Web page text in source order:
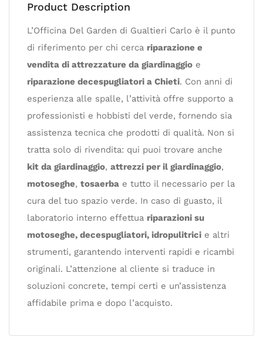
Product Description
L’Officina Del Garden di Gualtieri Carlo è il punto
di riferimento per chi cerca riparazione e
vendita di attrezzature da giardinaggio e
riparazione decespugliatori a Chieti. Con anni di
esperienza alle spalle, l’attività offre supporto a
professionisti e hobbisti del verde, fornendo sia
assistenza tecnica che prodotti di qualità. Non si
tratta solo di rivendita: qui puoi trovare anche
kit da giardinaggio, attrezzi per il giardinaggio,
motoseghe, tosaerba e tutto il necessario per la
cura del tuo spazio verde. In caso di guasto, il
laboratorio interno effettua riparazioni su
motoseghe, decespugliatori, idropulitrici e altri
strumenti, garantendo interventi rapidi e ricambi
originali. L’attenzione al cliente si traduce in
soluzioni concrete, tempi certi e un’assistenza
affidabile prima e dopo l’acquisto.